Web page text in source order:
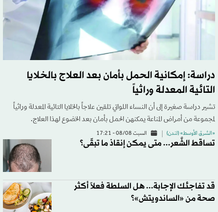
دراسة: إمكانية الحمل بأمان بعد العلاج بالخلايا
التائية المعدلة وراثياً
تشير دراسة ‌صغيرة إلى أن النساء اللواتي تلقين علاجاً بالخلايا التائية المعدلة وراثياً
لمجموعة من أمراض المناعة ​يمكنهن الحمل بأمان بعد الخضوع لهذا العلاج.
«الشرق الأوسط» (لندن) السبت 08/08 - 17:21
تساقط الشَّعر... متى يمكن إنقاذ ما تبقّى؟
قد تفاجئك الإجابة... هل السلطة فعلاً أكثر
صحة من «الساندويتش»؟